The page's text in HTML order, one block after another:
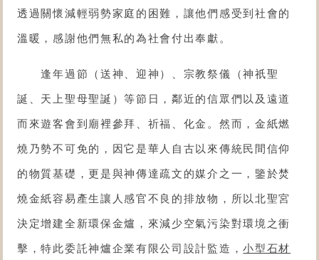
透過關懷減輕弱勢家庭的困難，讓他們感受到社會的
溫暖，感謝他們無私的為社會付出奉獻。
逢年過節（送神、迎神）、宗教祭儀（神祇聖
誕、天上聖母聖誕）等節日，鄰近的信眾們以及遠道
而來遊客會到廟裡參拜、祈福、化金。然而，金紙燃
燒乃勢不可免的，因它是華人自古以來傳統民間信仰
的物質基礎，更是與神傳達疏文的媒介之一，鑒於焚
燒金紙容易產生讓人感官不良的排放物，所以北聖宮
決定增建全新環保金爐，來減少空氣污染對環境之衝
擊，特此委託神爐企業有限公司設計監造，小型石材